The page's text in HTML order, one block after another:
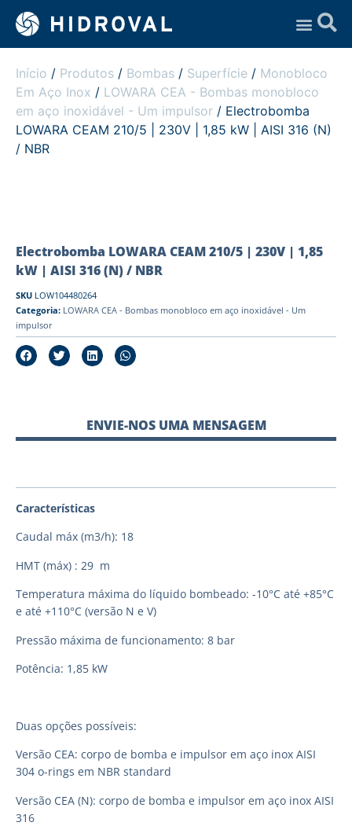
Início / Produtos / Bombas / Superfície / Monobloco
Em Aço Inox / LOWARA CEA - Bombas monobloco
em aço inoxidável - Um impulsor / Electrobomba
LOWARA CEAM 210/5 | 230V | 1,85 kW | AISI 316 (N)
/ NBR
Electrobomba LOWARA CEAM 210/5 | 230V | 1,85
kW | AISI 316 (N) / NBR
SKU LOW104480264
Categoria: LOWARA CEA - Bombas monobloco em aço inoxidável - Um
impulsor
ENVIE-NOS UMA MENSAGEM
Características
Caudal máx (m3/h): 18
HMT (máx) : 29 m
Temperatura máxima do líquido bombeado: -10°C até +85°C
e até +110°C (versão N e V)
Pressão máxima de funcionamento: 8 bar
Potência: 1,85 kW
Duas opções possíveis:
Versão CEA: corpo de bomba e impulsor em aço inox AISI
304 o-rings em NBR standard
Versão CEA (N): corpo de bomba e impulsor em aço inox AISI
316